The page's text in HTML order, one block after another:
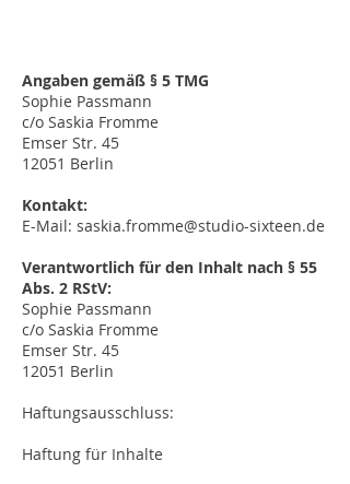
Angaben gemäß § 5 TMG
Sophie Passmann
c/o Saskia Fromme
Emser Str. 45
12051 Berlin
Kontakt:
E-Mail: saskia.fromme@studio-sixteen.de
Verantwortlich für den Inhalt nach § 55
Abs. 2 RStV:
Sophie Passmann
c/o Saskia Fromme
Emser Str. 45
12051 Berlin
Haftungsausschluss:
Haftung für Inhalte